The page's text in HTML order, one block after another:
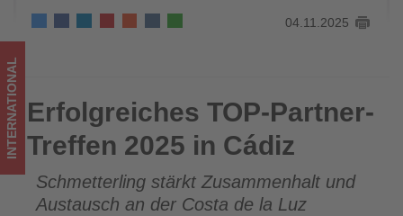
Wissen,
was
im
Tourismus
los
ist!
04.11.2025
Erfolgreiches TOP-Partner-Treffen 2025 in Cádiz
INTERNATIONAL Erfolgreiches TOP-Partner-
Treffen 2025 in Cádiz
Schmetterling stärkt Zusammenhalt und
Austausch an der Costa de la Luz